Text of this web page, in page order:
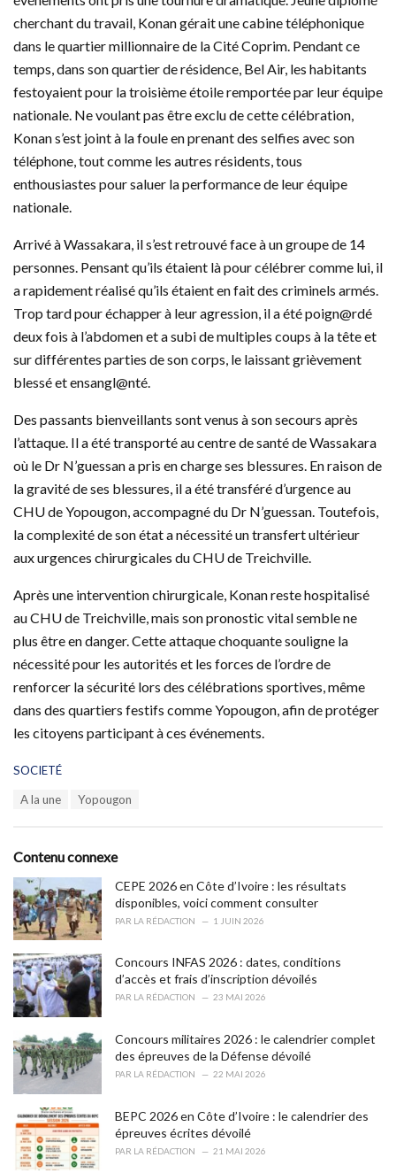
cherchant du travail, Konan gérait une cabine téléphonique
dans le quartier millionnaire de la Cité Coprim. Pendant ce
temps, dans son quartier de résidence, Bel Air, les habitants
festoyaient pour la troisième étoile remportée par leur équipe
nationale. Ne voulant pas être exclu de cette célébration,
Konan s’est joint à la foule en prenant des selfies avec son
téléphone, tout comme les autres résidents, tous
enthousiastes pour saluer la performance de leur équipe
nationale.
Arrivé à Wassakara, il s’est retrouvé face à un groupe de 14
personnes. Pensant qu’ils étaient là pour célébrer comme lui, il
a rapidement réalisé qu’ils étaient en fait des criminels armés.
Trop tard pour échapper à leur agression, il a été poign@rdé
deux fois à l’abdomen et a subi de multiples coups à la tête et
sur différentes parties de son corps, le laissant grièvement
blessé et ensangl@nté.
Des passants bienveillants sont venus à son secours après
l’attaque. Il a été transporté au centre de santé de Wassakara
où le Dr N’guessan a pris en charge ses blessures. En raison de
la gravité de ses blessures, il a été transféré d’urgence au
CHU de Yopougon, accompagné du Dr N’guessan. Toutefois,
la complexité de son état a nécessité un transfert ultérieur
aux urgences chirurgicales du CHU de Treichville.
Après une intervention chirurgicale, Konan reste hospitalisé
au CHU de Treichville, mais son pronostic vital semble ne
plus être en danger. Cette attaque choquante souligne la
nécessité pour les autorités et les forces de l’ordre de
renforcer la sécurité lors des célébrations sportives, même
dans des quartiers festifs comme Yopougon, afin de protéger
les citoyens participant à ces événements.
C
o
r
i
e
s
:
SOCIETÉ
:
A la une Yopougon
Contenu connexe
CEPE 2026 en Côte d’Ivoire : les résultats
disponibles, voici comment consulter
PAR LA RÉDACTION 1 JUIN 2026
Concours INFAS 2026 : dates, conditions
d’accès et frais d’inscription dévoilés
PAR LA RÉDACTION 23 MAI 2026
Concours militaires 2026 : le calendrier complet
des épreuves de la Défense dévoilé
PAR LA RÉDACTION 22 MAI 2026
BEPC 2026 en Côte d’Ivoire : le calendrier des
épreuves écrites dévoilé
PAR LA RÉDACTION 21 MAI 2026